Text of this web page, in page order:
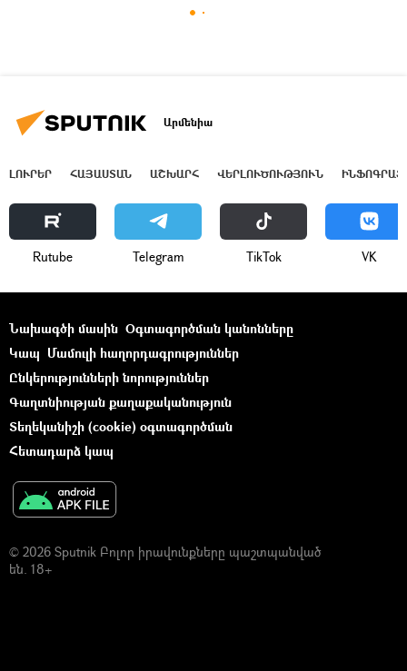
Արմենիա
ԼՈՒՐԵՐ ՀԱՅԱՍՏԱՆ ԱՇԽԱՐՀ ՎԵՐԼՈՒԾՈՒԹՅՈՒՆ
Rutube Telegram ТikТоk VK
Նախագծի մասին Օգտագործման կանոնները
Կապ Մամուլի հաղորդագրություններ
Ընկերությունների նորություններ
Գաղտնիության քաղաքականություն
Տեղեկանիշի (cookie) օգտագործման
Հետադարձ կապ
© 2026 Sputnik Բոլոր իրավունքները պաշտպանված
են. 18+